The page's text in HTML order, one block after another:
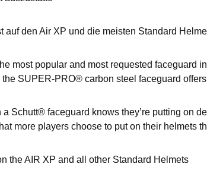
auf den Air XP und die meisten Standard Helme
most popular and most requested
SUPER-PRO® carbon steel faceguard
Schutt® faceguard knows they’re putting on
more players choose to put on their helmets
the AIR XP and all other Standard Helmets